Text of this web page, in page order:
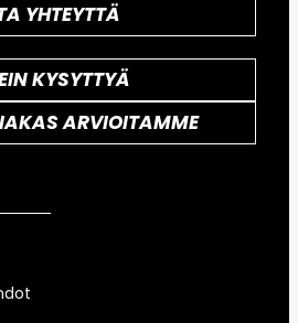
YHTEYTTÄ
KYSYTTYÄ
ARVIOITAMME